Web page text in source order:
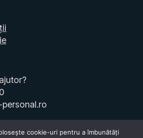
cookie-uri pentru a îmbunătăți